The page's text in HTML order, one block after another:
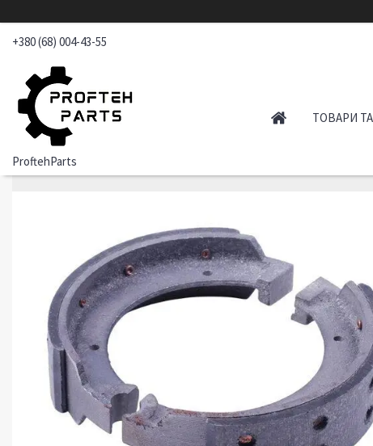
+380 (68) 004-43-55
ProftehParts
ТОВАРИ